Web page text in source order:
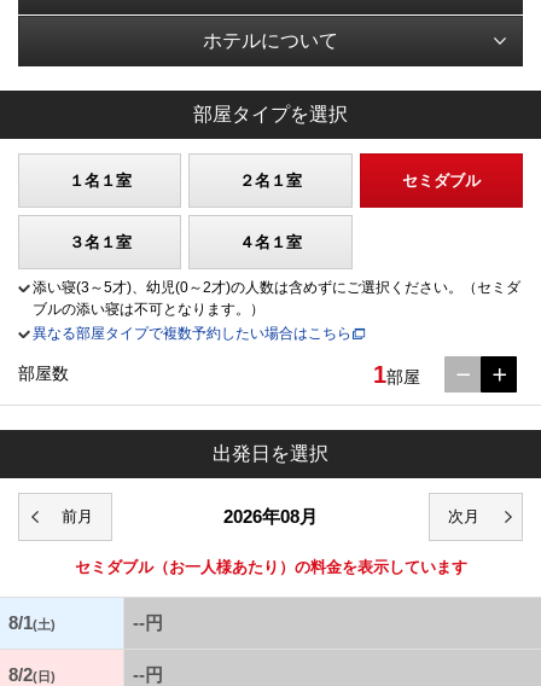
ホテルについて
部屋タイプを選択
１名１室 ２名１室 セミダブル
３名１室 ４名１室
添い寝(3～5才)、幼児(0～2才)の人数は含めずにご選択ください。（セミダ
ブルの添い寝は不可となります。）
異なる部屋タイプで複数予約したい場合はこちら
部屋数 1部屋
出発日を選択
2026年08月
セミダブル（お一人様あたり）の料金を表示しています
8/1(土) --円
8/2(日) --円